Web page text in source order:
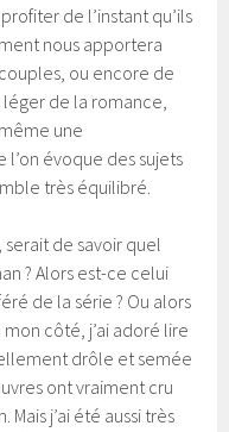
de l’instant qu’ils
nous apportera
ou encore de
de la romance,
une
évoque des sujets
très équilibré.
serait de savoir quel
? Alors est-ce celui
de la série ? Ou alors
côté, j’ai adoré lire
drôle et semée
ont vraiment cru
j’ai été aussi très